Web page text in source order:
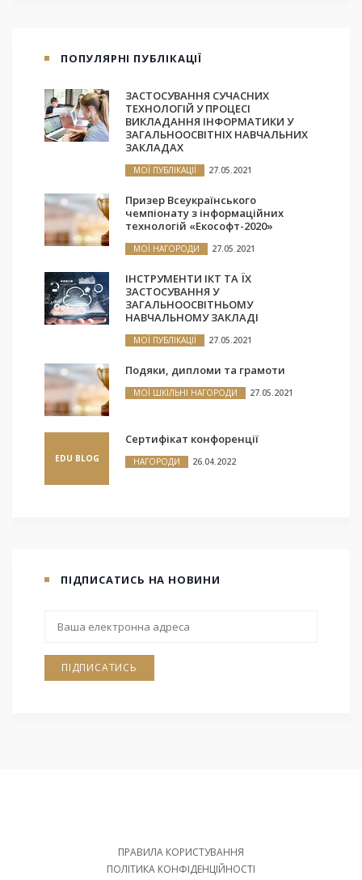
ПОПУЛЯРНІ ПУБЛІКАЦІЇ
ЗАСТОСУВАННЯ СУЧАСНИХ
ТЕХНОЛОГІЙ У ПРОЦЕСІ
ВИКЛАДАННЯ ІНФОРМАТИКИ У
ЗАГАЛЬНООСВІТНІХ НАВЧАЛЬНИХ
ЗАКЛАДАХ
МОЇ ПУБЛІКАЦІЇ 27.05.2021
Призер Всеукраїнського
чемпіонату з інформаційних
технологій «Екософт-2020»
МОЇ НАГОРОДИ 27.05.2021
ІНСТРУМЕНТИ ІКТ ТА ЇХ
ЗАСТОСУВАННЯ У
ЗАГАЛЬНООСВІТНЬОМУ
НАВЧАЛЬНОМУ ЗАКЛАДІ
МОЇ ПУБЛІКАЦІЇ 27.05.2021
Подяки, дипломи та грамоти
МОЇ ШКІЛЬНІ НАГОРОДИ 27.05.2021
EDU BLOG
Сертифікат конфоренції
НАГОРОДИ 26.04.2022
ПІДПИСАТИСЬ НА НОВИНИ
ПІДПИСАТИСЬ
ПРАВИЛА КОРИСТУВАННЯ
ПОЛІТИКА КОНФІДЕНЦІЙНОСТІ